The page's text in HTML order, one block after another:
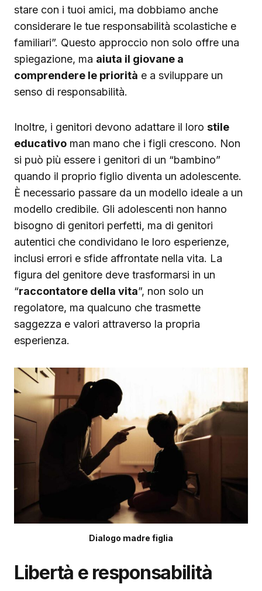
stare con i tuoi amici, ma dobbiamo anche
considerare le tue responsabilità scolastiche e
familiari”. Questo approccio non solo offre una
spiegazione, ma aiuta il giovane a
comprendere le priorità e a sviluppare un
senso di responsabilità.
Inoltre, i genitori devono adattare il loro stile
educativo man mano che i figli crescono. Non
si può più essere i genitori di un “bambino”
quando il proprio figlio diventa un adolescente.
È necessario passare da un modello ideale a un
modello credibile. Gli adolescenti non hanno
bisogno di genitori perfetti, ma di genitori
autentici che condividano le loro esperienze,
inclusi errori e sfide affrontate nella vita. La
figura del genitore deve trasformarsi in un
“raccontatore della vita”, non solo un
regolatore, ma qualcuno che trasmette
saggezza e valori attraverso la propria
esperienza.
Dialogo madre figlia
Libertà e responsabilità